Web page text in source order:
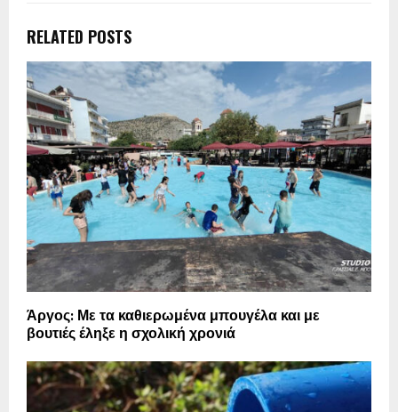
RELATED POSTS
Άργος: Με τα καθιερωμένα μπουγέλα και με
βουτιές έληξε η σχολική χρονιά